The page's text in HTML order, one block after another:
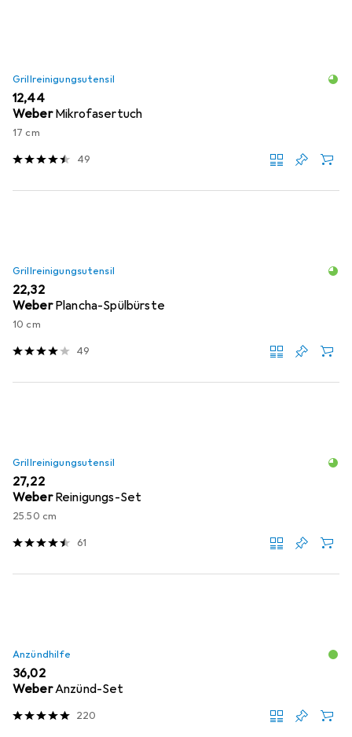
Grillreinigungsutensil
EUR
12,44
Weber Mikrofasertuch
17 cm
49
Grillreinigungsutensil
EUR
22,32
Weber Plancha-Spülbürste
10 cm
49
Grillreinigungsutensil
EUR
27,22
Weber Reinigungs-Set
25.50 cm
61
Anzündhilfe
EUR
36,02
WeberAnzünd-Set
220